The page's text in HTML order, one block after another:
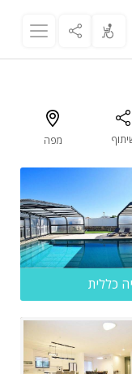
מפה
כללית